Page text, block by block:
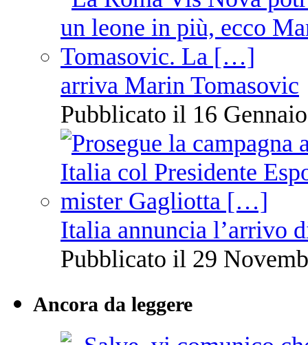
arriva Marin Tomasovic
Pubblicato il 16
Italia annuncia l’arrivo
Pubblicato il 29
Ancora da leggere